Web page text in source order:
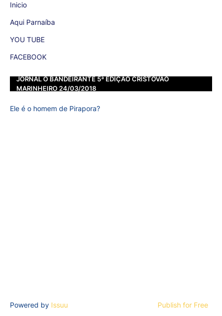
Inicio
Aqui Parnaíba
YOU TUBE
FACEBOOK
JORNAL O BANDEIRANTE 5ª EDIÇÃO CRISTOVÃO
MARINHEIRO 24/03/2018
Ele é o homem de Pirapora?
Powered by Issuu Publish for Free